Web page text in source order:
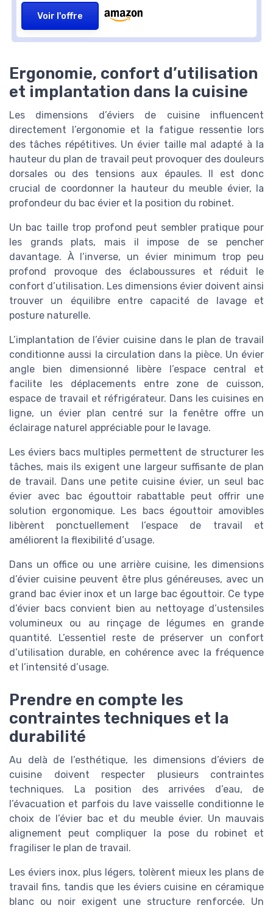
Voir l'offre
Ergonomie, confort d’utilisation
et implantation dans la cuisine
Les dimensions d’éviers de cuisine influencent
directement l’ergonomie et la fatigue ressentie lors
des tâches répétitives. Un évier taille mal adapté à la
hauteur du plan de travail peut provoquer des douleurs
dorsales ou des tensions aux épaules. Il est donc
crucial de coordonner la hauteur du meuble évier, la
profondeur du bac évier et la position du robinet.
Un bac taille trop profond peut sembler pratique pour
les grands plats, mais il impose de se pencher
davantage. À l’inverse, un évier minimum trop peu
profond provoque des éclaboussures et réduit le
confort d’utilisation. Les dimensions évier doivent ainsi
trouver un équilibre entre capacité de lavage et
posture naturelle.
L’implantation de l’évier cuisine dans le plan de travail
conditionne aussi la circulation dans la pièce. Un évier
angle bien dimensionné libère l’espace central et
facilite les déplacements entre zone de cuisson,
espace de travail et réfrigérateur. Dans les cuisines en
ligne, un évier plan centré sur la fenêtre offre un
éclairage naturel appréciable pour le lavage.
Les éviers bacs multiples permettent de structurer les
tâches, mais ils exigent une largeur suffisante de plan
de travail. Dans une petite cuisine évier, un seul bac
évier avec bac égouttoir rabattable peut offrir une
solution ergonomique. Les bacs égouttoir amovibles
libèrent ponctuellement l’espace de travail et
améliorent la flexibilité d’usage.
Dans un office ou une arrière cuisine, les dimensions
d’évier cuisine peuvent être plus généreuses, avec un
grand bac évier inox et un large bac égouttoir. Ce type
d’évier bacs convient bien au nettoyage d’ustensiles
volumineux ou au rinçage de légumes en grande
quantité. L’essentiel reste de préserver un confort
d’utilisation durable, en cohérence avec la fréquence
et l’intensité d’usage.
Prendre en compte les
contraintes techniques et la
durabilité
Au delà de l’esthétique, les dimensions d’éviers de
cuisine doivent respecter plusieurs contraintes
techniques. La position des arrivées d’eau, de
l’évacuation et parfois du lave vaisselle conditionne le
choix de l’évier bac et du meuble évier. Un mauvais
alignement peut compliquer la pose du robinet et
fragiliser le plan de travail.
Les éviers inox, plus légers, tolèrent mieux les plans de
travail fins, tandis que les éviers cuisine en céramique
blanc ou noir exigent une structure renforcée. Un